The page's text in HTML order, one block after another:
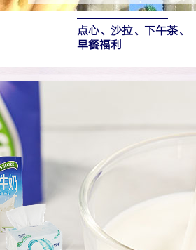
点心、沙拉、
下午茶、
早餐福利